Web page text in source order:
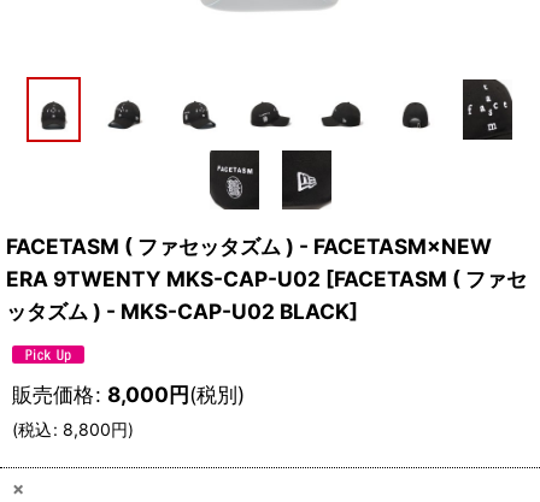
FACETASM ( ファセッタズム ) - FACETASM×NEW
ERA 9TWENTY MKS-CAP-U02 [FACETASM ( ファセ
ッタズム ) - MKS-CAP-U02 BLACK]
販売価格: 8,000円(税別)
(税込: 8,800円)
×